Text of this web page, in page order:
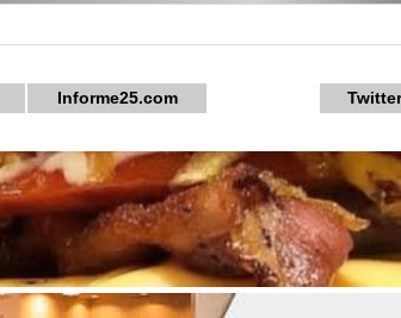
Informe25.com